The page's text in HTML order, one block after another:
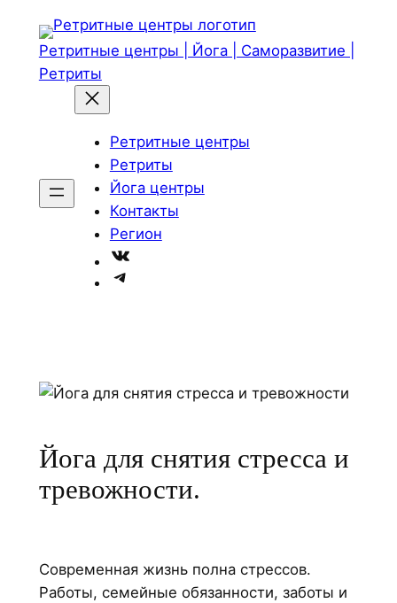
Перейти
содержимому
Ретритные центры | Йога | Саморазвитие |
Ретриты
Ретритные центры
Ретриты
Йога центры
Контакты
Регион
ВКонтакте
Telegram
Йога для снятия стресса и
тревожности.
Современная жизнь полна стрессов.
Работы, семейные обязанности, заботы и